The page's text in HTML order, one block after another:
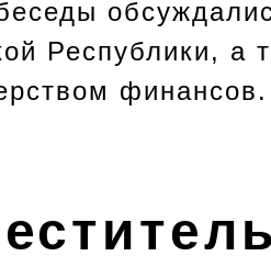
Республики, а
финансов.